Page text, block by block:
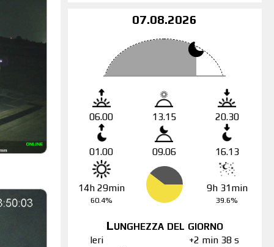
07.08.2026
06.00 13.15 20.30
01.00 09.06 16.13
14h 29min
60.4%
9h 31min
39.6%
Lunghezza del giorno
Ieri
+2 min 38 s